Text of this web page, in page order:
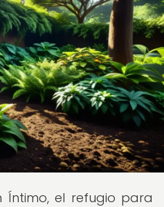
Íntimo, el refugio para